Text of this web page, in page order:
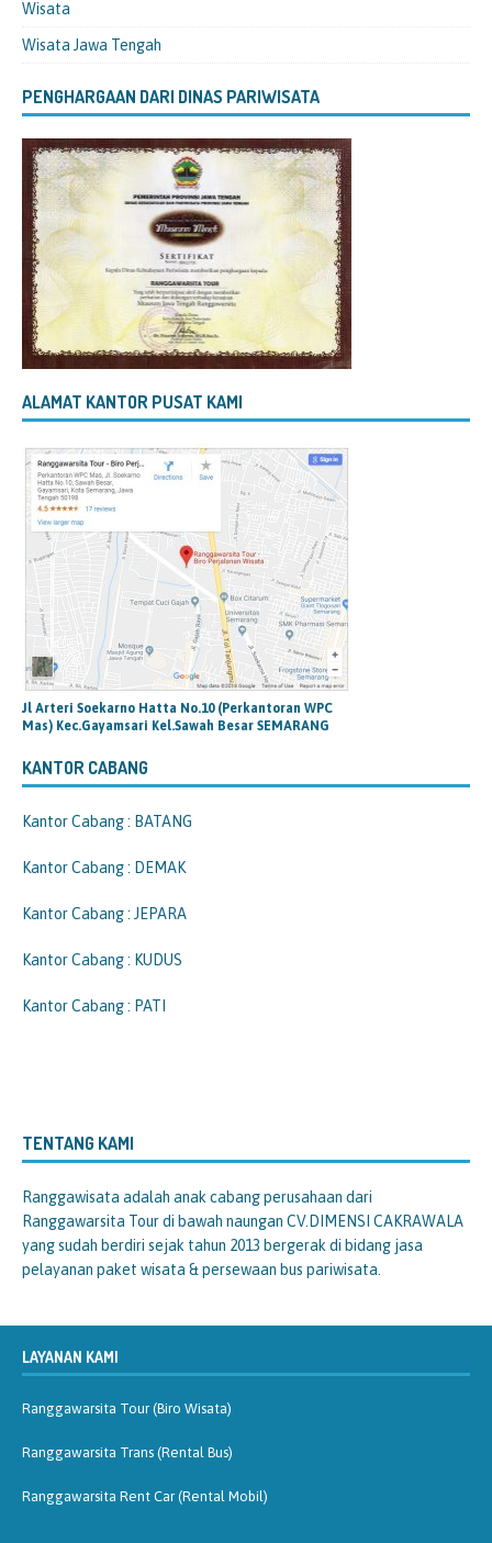
Wisata
Wisata Jawa Tengah
PENGHARGAAN DARI DINAS PARIWISATA
ALAMAT KANTOR PUSAT KAMI
Jl Arteri Soekarno Hatta No.10 (Perkantoran WPC
Mas) Kec.Gayamsari Kel.Sawah Besar SEMARANG
KANTOR CABANG
Kantor Cabang : BATANG
Kantor Cabang : DEMAK
Kantor Cabang : JEPARA
Kantor Cabang : KUDUS
Kantor Cabang : PATI
TENTANG KAMI
Ranggawisata adalah anak cabang perusahaan dari
Ranggawarsita Tour di bawah naungan CV.DIMENSI CAKRAWALA
yang sudah berdiri sejak tahun 2013 bergerak di bidang jasa
pelayanan paket wisata & persewaan bus pariwisata.
LAYANAN KAMI
Ranggawarsita Tour (Biro Wisata)
Ranggawarsita Trans (Rental Bus)
Ranggawarsita Rent Car (Rental Mobil)